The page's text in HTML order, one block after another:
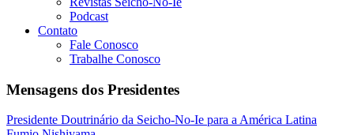
Podcast
Contato
Fale Conosco
Trabalhe Conosco
Mensagens dos Presidentes
Presidente Doutrinário da Seicho-No-Ie para a América Latina